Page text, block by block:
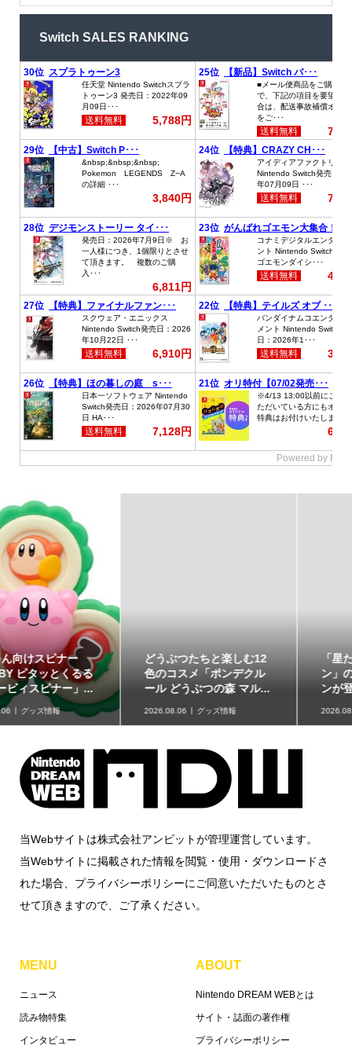
Switch SALES RANKING
どうぶつたちと楽しむ12
色のコスメ「ポンデクル
ール どうぶつの森 マル...
2026.08.06 グッズ情報
「星たべよ」に「ポケモ
ン」のハロウィンデザイ
ンが登場！8月17日発売
2026.08.06
当Webサイトは株式会社アンビットが管理運営しています。
当Webサイトに掲載された情報を閲覧・使用・ダウンロードさ
れた場合、プライバシーポリシーにご同意いただいたものとさ
せて頂きますので、ご了承ください。
MENU
ニュース
読み物特集
インタビュー
ABOUT
Nintendo DREAM WEBとは
サイト・誌面の著作権
プライバシーポリシー